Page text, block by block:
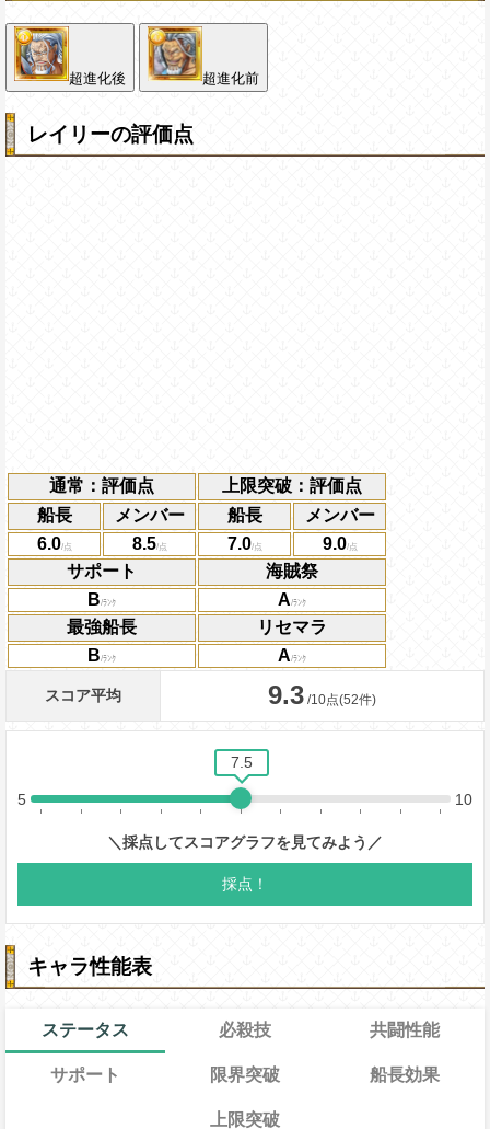
超進化後 超進化前
レイリーの評価点
通常：評価点
上限突破：評価点
船長
メンバー 船長
メンバー
6.0
8.5 7.0
9.0
サポート
海賊祭
B
A
最強船長
リセマラ
B
A
キャラ性能表
ステータス 必殺技 共闘性能
サポート 限界突破 船長効果
上限突破